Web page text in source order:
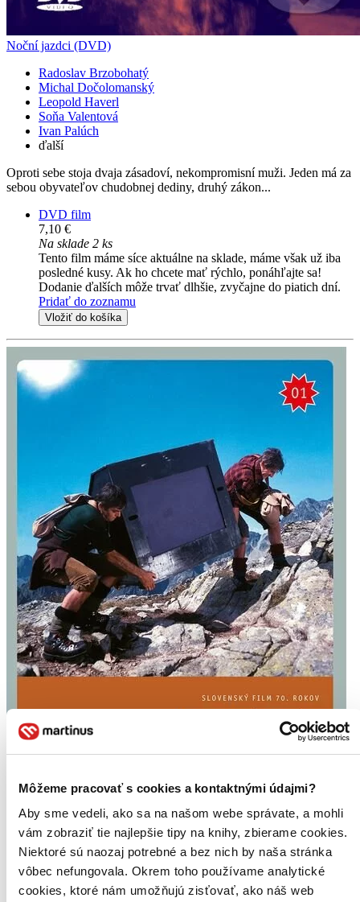
Môžeme pracovať s cookies a kontaktnými údajmi?
Aby sme vedeli, ako sa na našom webe správate, a mohli
vám zobraziť tie najlepšie tipy na knihy, zbierame cookies.
Niektoré sú naozaj potrebné a bez nich by naša stránka
vôbec nefungovala. Okrem toho používame analytické
cookies, ktoré nám umožňujú zisťovať, ako náš web
Noční jazdci (DVD)
Radoslav Brzobohatý
Michal Dočolomanský
Leopold Haverl
Soňa Valentová
Ivan Palúch
ďalší
Oproti sebe stoja dvaja zásadoví, nekompromisní muži. Jeden má za
sebou obyvateľov chudobnej dediny, druhý zákon...
DVD film
7,10 €
Na sklade 2 ks
Tento film máme síce aktuálne na sklade, máme však už iba
posledné kusy. Ak ho chcete mať rýchlo, ponáhľajte sa!
Dodanie ďalších môže trvať dlhšie, zvyčajne do piatich dní.
Pridať do zoznamu
Vložiť do košíka
Medená vežaDigitálne reštaurovaný film
Emília Vášáryová
Štefan Kvietik
Ivan Mistrík